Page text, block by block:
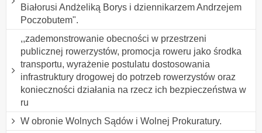
Białorusi Andżeliką Borys i dziennikarzem Andrzejem
Poczobutem".
,,zademonstrowanie obecności w przestrzeni
publicznej rowerzystów, promocja roweru jako środka
transportu, wyrażenie postulatu dostosowania
infrastruktury drogowej do potrzeb rowerzystów oraz
konieczności działania na rzecz ich bezpieczeństwa w
ru
W obronie Wolnych Sądów i Wolnej Prokuratury.